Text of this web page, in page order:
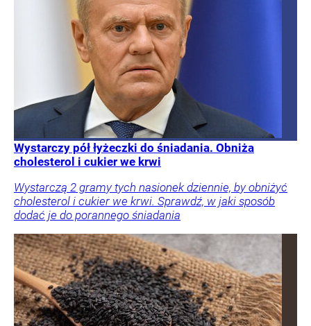
Wystarczy pół łyżeczki do śniadania. Obniża
cholesterol i cukier we krwi
Wystarczą 2 gramy tych nasionek dziennie, by obniżyć
cholesterol i cukier we krwi. Sprawdź, w jaki sposób
dodać je do porannego śniadania